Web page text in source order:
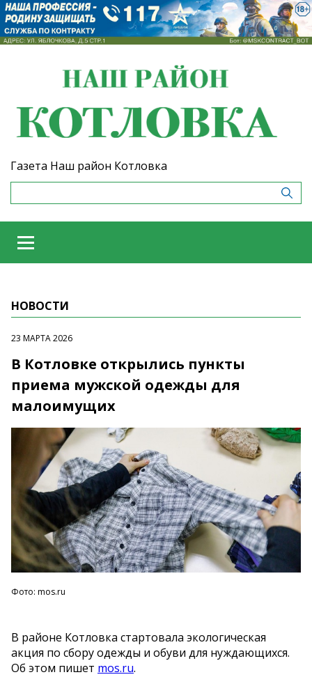
Газета Наш район Котловка
НОВОСТИ
23 МАРТА 2026
В Котловке открылись пункты
приема мужской одежды для
малоимущих
Фото: mos.ru
В районе Котловка стартовала экологическая
акция по сбору одежды и обуви для нуждающихся.
Об этом пишет mos.ru.